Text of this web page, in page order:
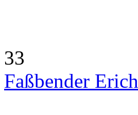
33
Faßbender Erich